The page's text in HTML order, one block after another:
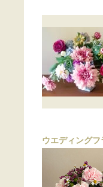
ウエディングフ